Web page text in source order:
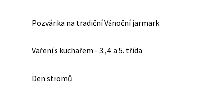
Pozvánka na tradiční Vánoční jarmark
Vaření s kuchařem - 3.,4. a 5. třída
Den stromů